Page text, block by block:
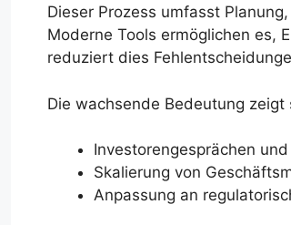
Dieser Prozess umfasst
Moderne Tools ermöglichen es,
reduziert dies
Die wachsende Bedeutung
Investorengesprächen
Skalierung von
Anpassung an